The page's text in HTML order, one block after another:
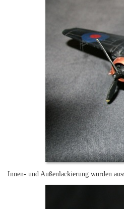
Innen- und Außenlackierung wurden